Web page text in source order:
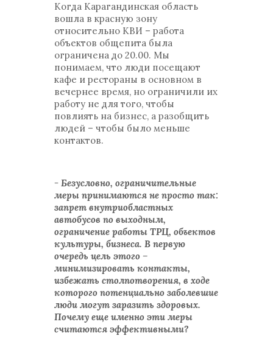
Когда Карагандинская область
вошла в красную зону
относительно КВИ – работа
объектов общепита была
ограничена до 20.00. Мы
понимаем, что люди посещают
кафе и рестораны в основном в
вечернее время, но ограничили их
работу не для того, чтобы
повлиять на бизнес, а разобщить
людей – чтобы было меньше
контактов.
- Безусловно, ограничительные
меры принимаются не просто так:
запрет внутриобластных
автобусов по выходным,
ограничение работы ТРЦ, объектов
культуры, бизнеса. В первую
очередь цель этого –
минимизировать контакты,
избежать столпотворения, в ходе
которого потенциально заболевшие
люди могут заразить здоровых.
Почему еще именно эти меры
считаются эффективными?